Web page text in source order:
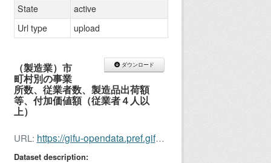
ダウンロード
（製造業）市
町村別の事業
所数、従業者数、製造品出荷額
等、付加価値額（従業者４人以
上）
URL: https://gifu-opendata.pref.gifu.lg.jp/dataset/8cc9fade-2c81-40d9-a44d-8dc37e0172e9/resource/80c4bbb3-524e-404c-9bc0-d1e7775355e7/download/keisen201216.xlsx
Dataset description:
State
active
Url type
upload